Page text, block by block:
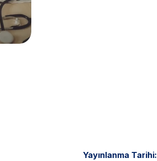
Yayınlanma Tarihi: